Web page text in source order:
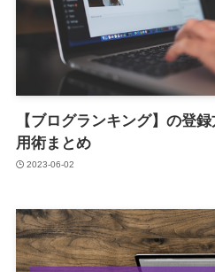
【ブログランキング】の登
用術まとめ
2023-06-02